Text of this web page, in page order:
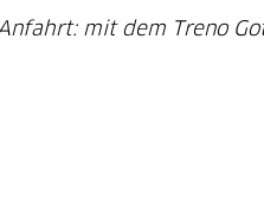
mit dem Treno